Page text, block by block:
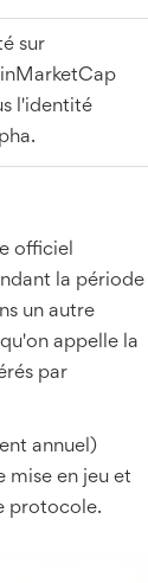
sur
l'identité
officiel
la période
un autre
appelle la
par
annuel)
mise en jeu et
protocole.